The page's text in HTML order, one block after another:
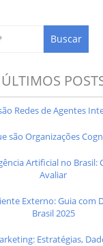
ÚLTIMOS
Redes de Agentes
são Organizações
Artificial no Brasil:
Avaliar
Externo: Guia com
Brasil 2025
Estratégias,